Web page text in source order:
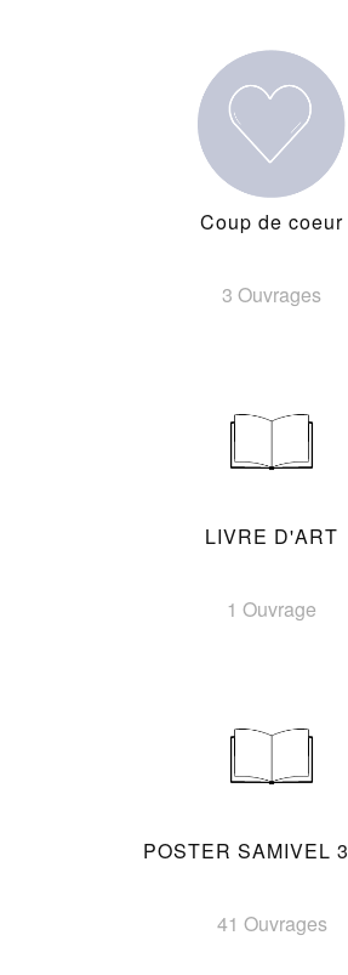
Coup de coeur
3 Ouvrages
LIVRE D'ART
1 Ouvrage
POSTER SAMIVEL
41 Ouvrages